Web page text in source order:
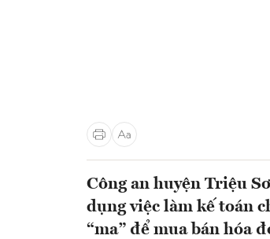
Công an huyện Triệu
dụng việc làm kế toán
“ma” để mua bán hóa